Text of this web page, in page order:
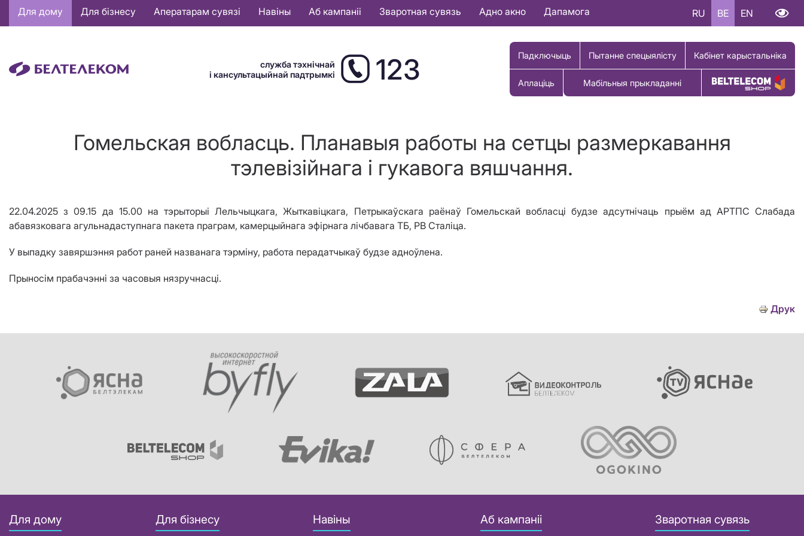
Основная
навигация
Для дому Для бізнесу Аператарам сувязі Навіны Аб кампаніі Зваротная сувязь Адно акно Дапамога RU BE EN
служба тэхнічнай
і кансультацыйнай падтрымкі
123 Падключыць Пытанне спецыялісту Кабінет карыстальніка
Аплаціць Мабільныя прыкладанні Купіць тавар
Гомельская вобласць. Планавыя работы на сетцы размеркавання
тэлевізійнага і гукавога вяшчання.
22.04.2025з 09.15 да 15.00 на тэрыторыі Лельчыцкага, Жыткавіцкага, Петрыкаўскага раёнаў Гомельскай вобласцібудзе адсутнічаць прыём ад АРТПС Слабада
абавязковага агульнадаступнага пакета праграм, камерцыйнага эфірнага лічбавага ТБ, РВ Сталіца.
У выпадку завяршэння работ раней названага тэрміну, работа перадатчыкаў будзе адноўлена.
Прыносім прабачэнні за часовыя нязручнасці.
Друк
Для дому Для бізнесу Навіны Аб кампаніі Зваротная сувязь